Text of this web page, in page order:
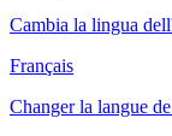
Cambia la lingua
Français
Changer la langue